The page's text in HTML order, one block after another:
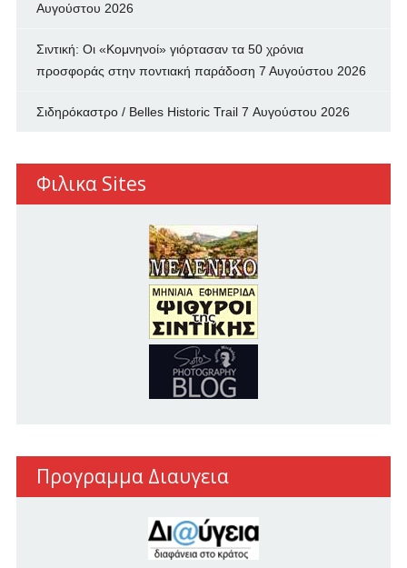
Αυγούστου 2026
Σιντική: Οι «Κομνηνοί» γιόρτασαν τα 50 χρόνια
προσφοράς στην ποντιακή παράδοση 7 Αυγούστου 2026
Σιδηρόκαστρο / Belles Historic Trail 7 Αυγούστου 2026
Φιλικα Sites
Προγραμμα Διαυγεια